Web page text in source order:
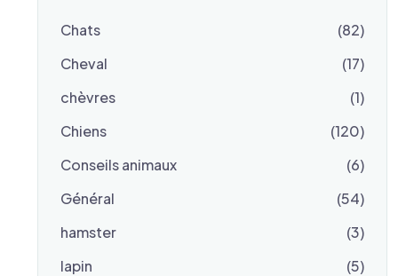
Chats
(82)
Cheval
(17)
chèvres
(1)
Chiens
(120)
Conseils animaux
(6)
Général
(54)
hamster
(3)
lapin
(5)